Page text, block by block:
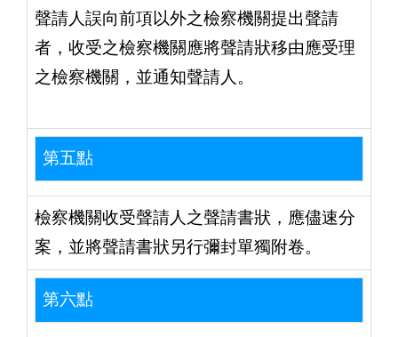
聲請人誤向前項以外之檢察機關提出聲請
者，收受之檢察機關應將聲請狀移由應受理
之檢察機關，並通知聲請人。
第五點
檢察機關收受聲請人之聲請書狀，應儘速分
案，並將聲請書狀另行彌封單獨附卷。
第六點